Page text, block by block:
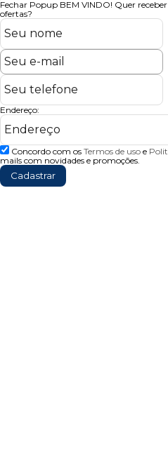
Fechar Popup BEM VINDO! Quer
ofertas?
Endereço:
Concordo com os Termos de uso e
mails com novidades e promoções.
Cadastrar